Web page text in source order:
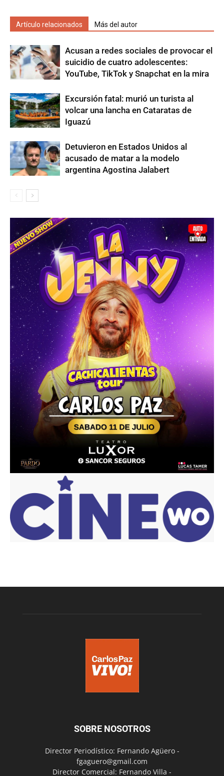
Artículo relacionados Más del autor
Acusan a redes sociales de provocar el
suicidio de cuatro adolescentes:
YouTube, TikTok y Snapchat en la mira
Excursión fatal: murió un turista al
volcar una lancha en Cataratas de
Iguazú
Detuvieron en Estados Unidos al
acusado de matar a la modelo
argentina Agostina Jalabert
SOBRE NOSOTROS
Director Periodístico: Fernando Agüero -
fgaguero@gmail.com
Director Comercial: Fernando Villa -